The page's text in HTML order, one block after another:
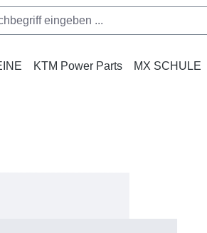
KTM Power Parts MX SCHULE